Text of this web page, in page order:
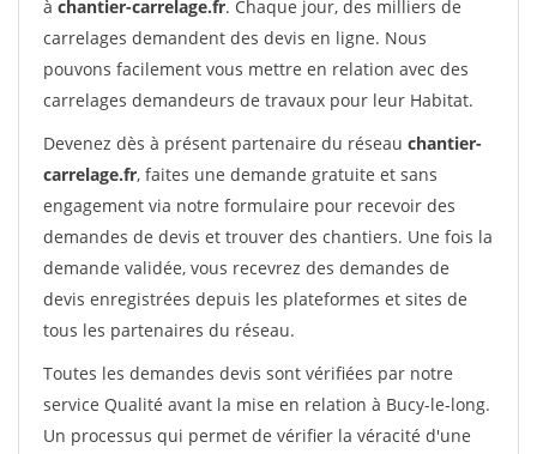
à chantier-carrelage.fr. Chaque jour, des milliers de
carrelages demandent des devis en ligne. Nous
pouvons facilement vous mettre en relation avec des
carrelages demandeurs de travaux pour leur Habitat.
Devenez dès à présent partenaire du réseau chantier-
carrelage.fr, faites une demande gratuite et sans
engagement via notre formulaire pour recevoir des
demandes de devis et trouver des chantiers. Une fois la
demande validée, vous recevrez des demandes de
devis enregistrées depuis les plateformes et sites de
tous les partenaires du réseau.
Toutes les demandes devis sont vérifiées par notre
service Qualité avant la mise en relation à Bucy-le-long.
Un processus qui permet de vérifier la véracité d'une